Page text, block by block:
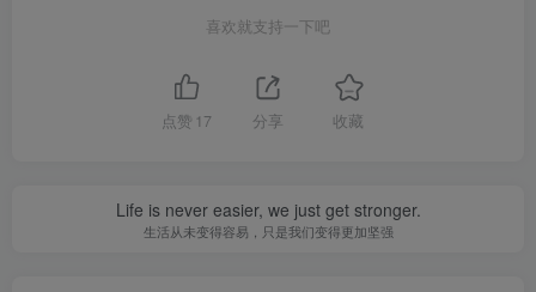
喜欢就支持一下吧
点赞 17 分享 收藏
Life is never easier, we just get stronger.
生活从未变得容易，只是我们变得更加坚强